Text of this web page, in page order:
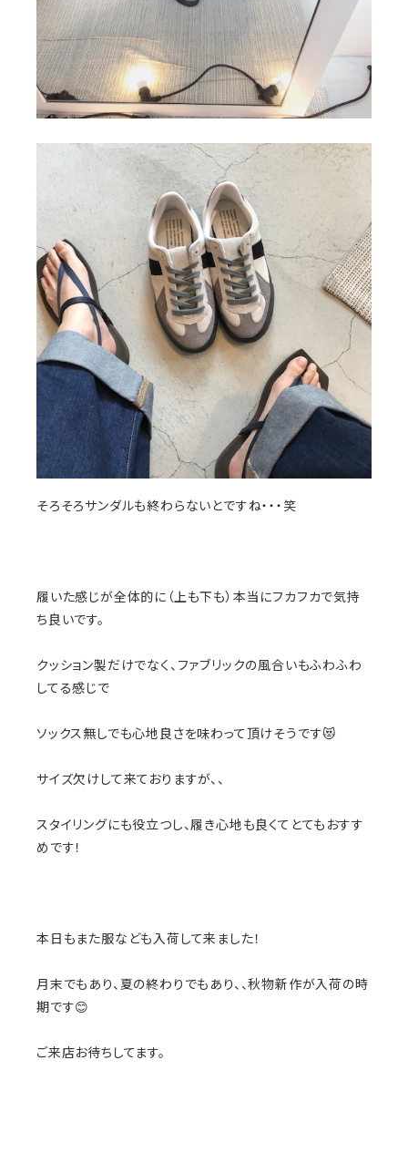
そろそろサンダルも終わらないとですね・・・笑
履いた感じが全体的に（上も下も）本当にフカフカで気持
ち良いです。
クッション製だけでなく、ファブリックの風合いもふわふわ
してる感じで
ソックス無しでも心地良さを味わって頂けそうです😻
サイズ欠けして来ておりますが、、
スタイリングにも役立つし、履き心地も良くてとてもおすす
めです！
本日もまた服なども入荷して来ました！
月末でもあり、夏の終わりでもあり、、秋物新作が入荷の時
期です😊
ご来店お待ちしてます。